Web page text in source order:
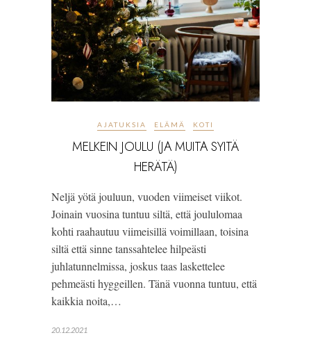
AJATUKSIA ELÄMÄ KOTI
MELKEIN JOULU (JA MUITA SYITÄ
HERÄTÄ)
Neljä yötä jouluun, vuoden viimeiset viikot.
Joinain vuosina tuntuu siltä, että joululomaa
kohti raahautuu viimeisillä voimillaan, toisina
siltä että sinne tanssahtelee hilpeästi
juhlatunnelmissa, joskus taas laskettelee
pehmeästi hyggeillen. Tänä vuonna tuntuu, että
kaikkia noita,…
20.12.2021